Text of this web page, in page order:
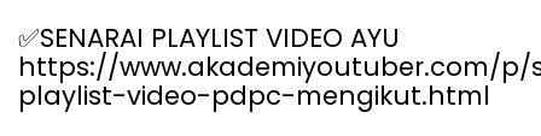
✅SENARAI PLAYLIST VIDEO AYU
https://www.akademiyoutuber.com/p/
playlist-video-pdpc-mengikut.html